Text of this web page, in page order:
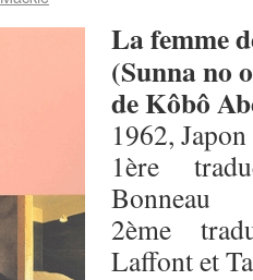
La femme
(Sunna no
de Kôbô
1962,
1ère
Bonneau
2ème
Laffont et